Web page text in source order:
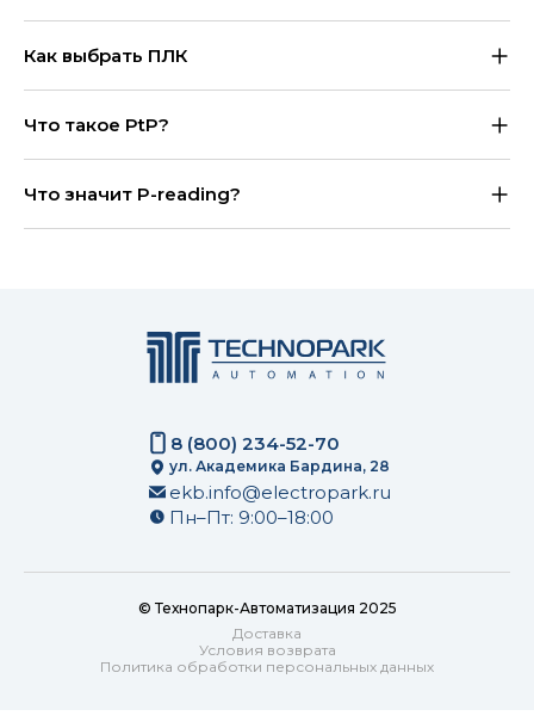
Как выбрать ПЛК
Что такое PtP?
Что значит P-reading?
8 (800) 234-52-70
ул. Академика Бардина, 28
ekb.info@electropark.ru
Пн–Пт: 9:00–18:00
© Технопарк-Автоматизация 2025
Доставка
Условия возврата
Политика обработки персональных данных